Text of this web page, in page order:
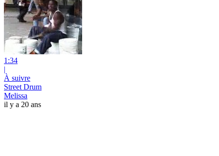
1:34
|
À suivre
Street Drum
Melissa
il y a 20 ans